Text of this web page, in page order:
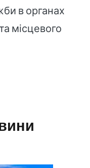
в органах
місцевого